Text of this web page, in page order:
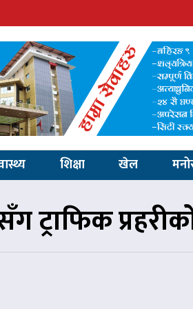
शिक्षा खेल
ट्राफिक